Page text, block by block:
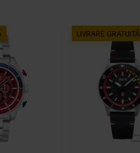
LIVRARE GRATUITĂ